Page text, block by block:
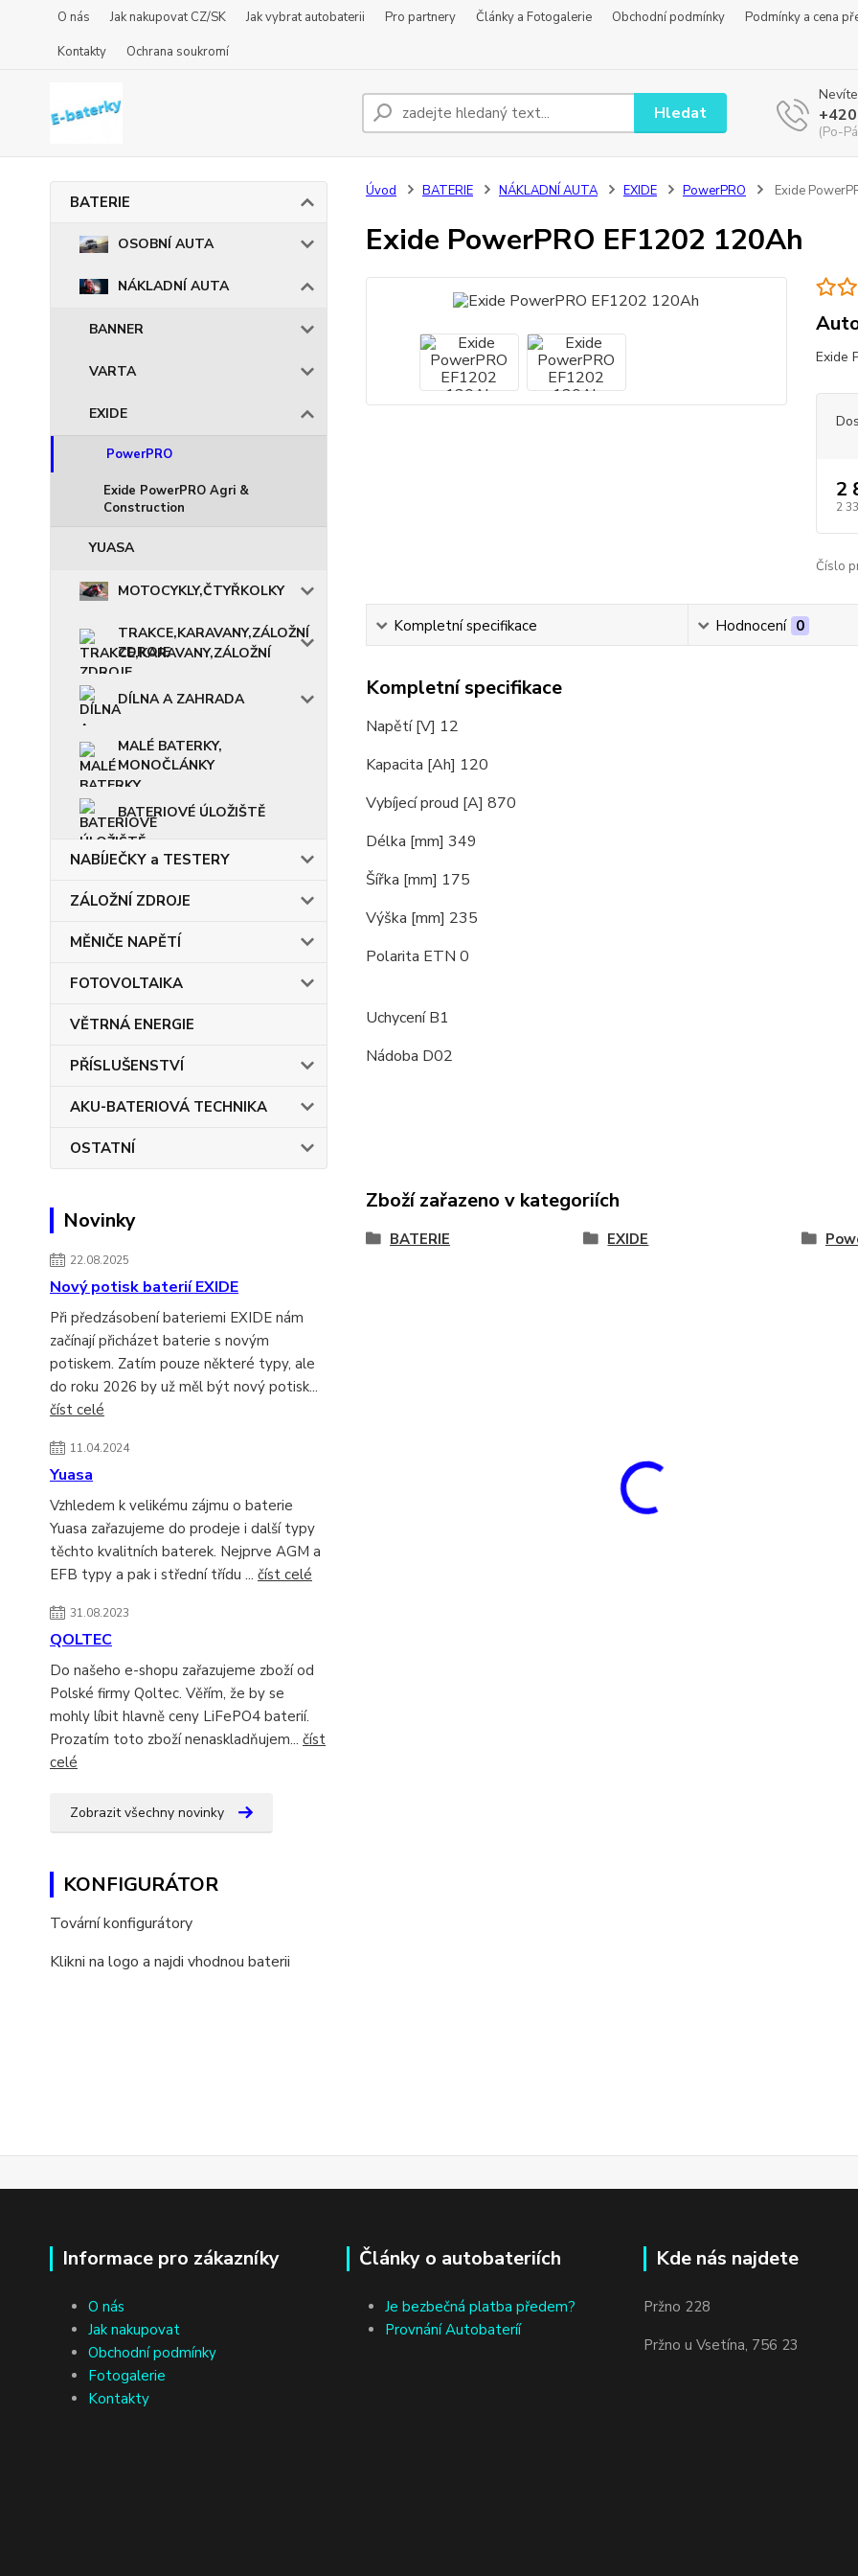
O nás Jak nakupovat CZ/SK Jak vybrat autobaterii Pro partnery Články a Fotogalerie Obchodní podmínky
Podmínky a cena
Kontakty
Ochrana soukromí
Hledat
(Po-
BATERIE
OSOBNÍ AUTA
NÁKLADNÍ AUTA
BANNER
VARTA
EXIDE
PowerPRO
Exide PowerPRO Agri &
Construction
YUASA
MOTOCYKLY,ČTYŘKOLKY
TRAKCE,KARAVANY,ZÁLOŽNÍ
ZDROJE
DÍLNA A ZAHRADA
MALÉ BATERKY,
MONOČLÁNKY
BATERIOVÉ ÚLOŽIŠTĚ
NABÍJEČKY a TESTERY
ZÁLOŽNÍ ZDROJE
MĚNIČE NAPĚTÍ
FOTOVOLTAIKA
VĚTRNÁ ENERGIE
PŘÍSLUŠENSTVÍ
AKU-BATERIOVÁ TECHNIKA
OSTATNÍ
Novinky
22.08.2025
Nový potisk baterií EXIDE
Při předzásobení bateriemi EXIDE nám
začínají přicházet baterie s novým
potiskem. Zatím pouze některé typy, ale
do roku 2026 by už měl být nový potisk...
číst celé
11.04.2024
Yuasa
Vzhledem k velikému zájmu o baterie
Yuasa zařazujeme do prodeje i další typy
těchto kvalitních baterek. Nejprve AGM a
EFB typy a pak i střední třídu ... číst celé
31.08.2023
QOLTEC
Do našeho e-shopu zařazujeme zboží od
Polské firmy Qoltec. Věřím, že by se
mohly líbit hlavně ceny LiFePO4 baterií.
Prozatím toto zboží nenaskladňujem... číst
celé
Zobrazit všechny novinky
KONFIGURÁTOR
Tovární konfigurátory
Klikni na logo a najdi vhodnou baterii
Úvod BATERIE NÁKLADNÍ AUTA EXIDE PowerPRO Exide
Exide PowerPRO EF1202 120Ah
Exide
2
2
Číslo
Kompletní specifikace Hodnocení 0
Kompletní specifikace
Napětí [V] 12
Kapacita [Ah] 120
Vybíjecí proud [A] 870
Délka [mm] 349
Šířka [mm] 175
Výška [mm] 235
Polarita ETN 0
Uchycení B1
Nádoba D02
Zboží zařazeno v kategoriích
BATERIE EXIDE
Informace pro zákazníky
O nás
Jak nakupovat
Obchodní podmínky
Fotogalerie
Kontakty
Články o autobateriích
Je bezbečná platba předem?
Provnání Autobateríí
Kde nás najdete
Pržno 228
Pržno u Vsetína, 756 23